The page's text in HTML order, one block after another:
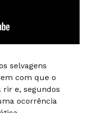
selvagens
com que o
rir e, segundos
ocorrência